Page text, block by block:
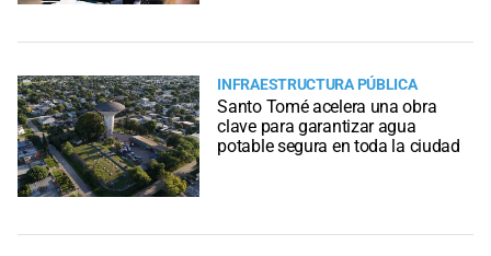
INFRAESTRUCTURA PÚBLICA
Santo Tomé acelera una obra
clave para garantizar agua
potable segura en toda la ciudad